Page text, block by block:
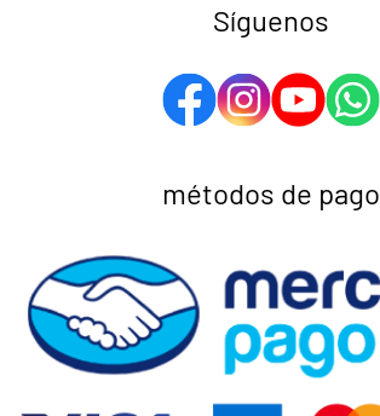
Síguenos
métodos de pago